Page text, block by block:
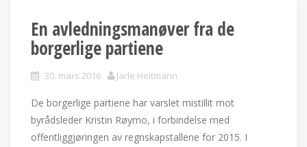
En avledningsmanøver fra de
borgerlige partiene
30. mars 2016 Jarle Heitmann
De borgerlige partiene har varslet mistillit mot
byrådsleder Kristin Røymo, i forbindelse med
offentliggjøringen av regnskapstallene for 2015. I